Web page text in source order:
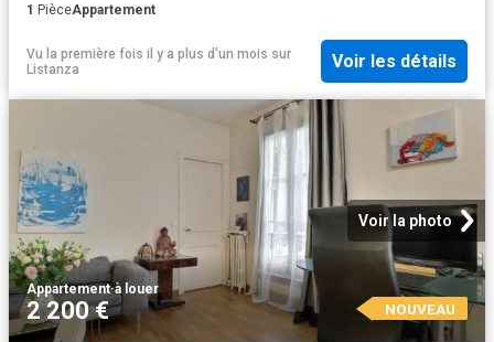
1 PièceAppartement
Vu la première fois il y a plus d'un mois sur
Listanza
Voir les détails
Voir la photo
Appartement·à louer
2 200 € NOUVEAU